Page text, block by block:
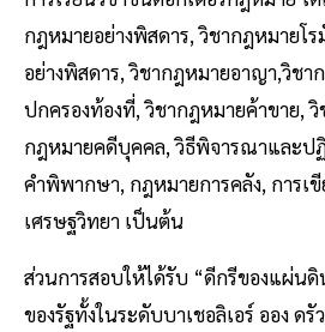
กฎหมายอย่างพิสดาร, วิชากฎหมายโ
อย่างพิสดาร, วิชากฎหมายอาญา,วิช
ปกครองท้องที่, วิชากฎหมายค้าขาย,
กฎหมายคดีบุคคล, วิธีพิจารณาและป
คำพิพากษา, กฎหมายการคลัง, การเ
เศรษฐวิทยา เป็นต้น
ส่วนการสอบให้ได้รับ “ดีกรีของแผ่น
ของรัฐทั้งในระดับบาเชอลิเอร์ ออง ดรั